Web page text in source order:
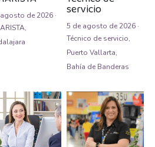
tu vacante
de 2026·
servicio
5 de agosto de 2026·
Técnico de servicio,
Puerto Vallarta,
Bahía de Banderas